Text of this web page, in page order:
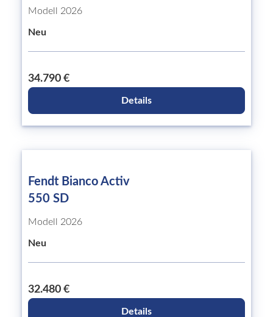
Modell 2026
Neu
34.790 €
Details
Fendt Bianco Activ
550 SD
Modell 2026
Neu
32.480 €
Details